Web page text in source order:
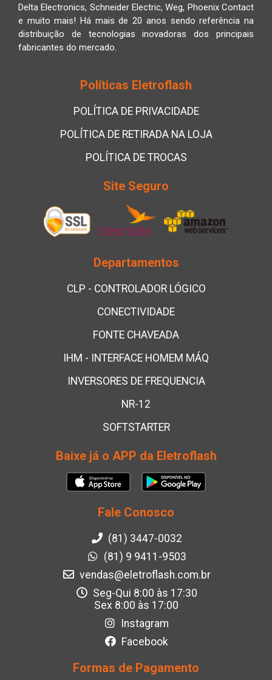
Delta Electronics, Schneider Electric, Weg, Phoenix Contact
e muito mais! Há mais de 20 anos sendo referência na
distribuição de tecnologias inovadoras dos principais
fabricantes do mercado.
Políticas Eletroflash
POLÍTICA DE PRIVACIDADE
POLÍTICA DE RETIRADA NA LOJA
POLÍTICA DE TROCAS
Site Seguro
Departamentos
CLP - CONTROLADOR LÓGICO
CONECTIVIDADE
FONTE CHAVEADA
IHM - INTERFACE HOMEM MÁQ
INVERSORES DE FREQUENCIA
NR-12
SOFTSTARTER
Baixe já o APP da Eletroflash
Fale Conosco
(81) 3447-0032
(81) 9 9411-9503
vendas@eletroflash.com.br
Seg-Qui 8:00 às 17:30
Sex 8:00 às 17:00
Instagram
Facebook
Formas de Pagamento